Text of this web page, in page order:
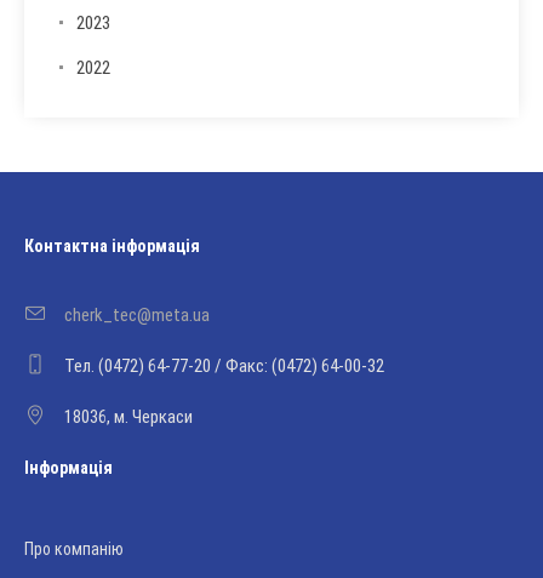
2023
2022
Контактна інформація
cherk_tec@meta.ua
Тел. (0472) 64-77-20 / Факс: (0472) 64-00-32
18036, м. Черкаси
Інформація
Про компанію